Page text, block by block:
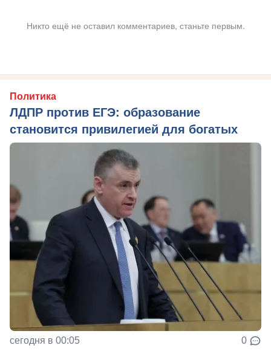
Никто ещё не оставил комментариев, станьте первым.
Политика
ЛДПР против ЕГЭ: образование
становится привилегией для богатых
сегодня в 00:05 0